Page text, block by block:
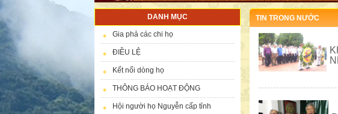
DANH MỤC
Gia phả các chi họ
ĐIỀU LỆ
Kết nối dòng họ
THÔNG BÁO HOẠT ĐỘNG
Hội người họ Nguyễn cấp tỉnh
TIN TRONG NƯỚC